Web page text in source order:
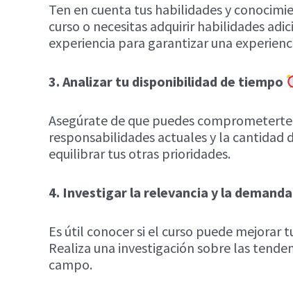
Ten en cuenta tus habilidades y
curso o necesitas adquirir habilidades
experiencia para garantizar una
3. Analizar tu disponibilidad de tiempo
Asegúrate de que puedes
responsabilidades actuales y la cantidad
equilibrar tus otras prioridades.
4. Investigar la relevancia y la
Es útil conocer si el curso puede mejorar
Realiza una investigación sobre las
campo.